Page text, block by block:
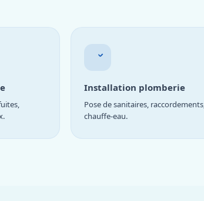
Installation plomberie
Pose de sanitaires, raccordements,
chauffe-eau.